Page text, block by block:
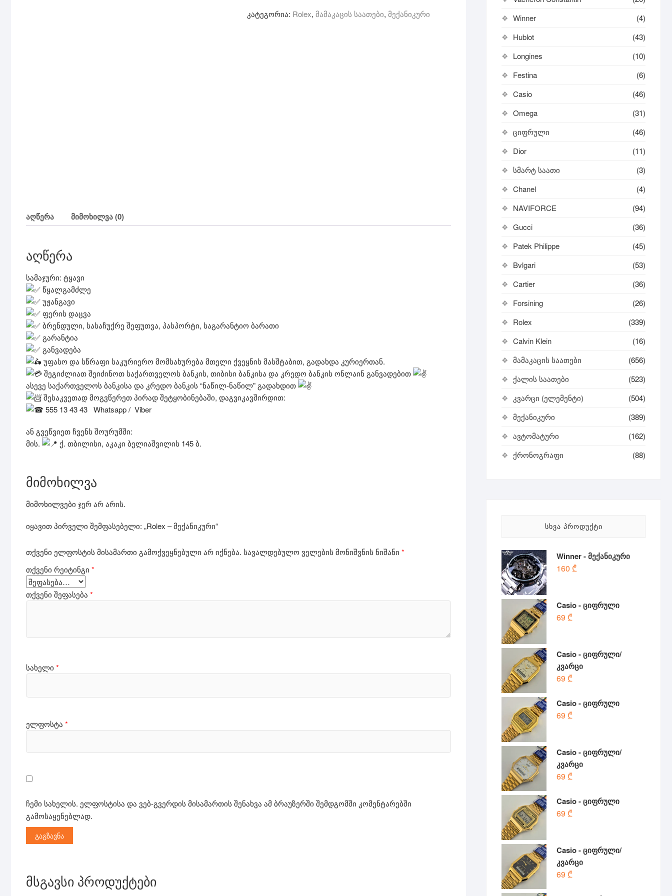
მექანიკური
კატეგორია: Rolex, მამაკაცის საათები, მექანიკური
აღწერა მიმოხილვა (0)
აღწერა
სამაჯური: ტყავი
წყალგამძლე
უჟანგავი
ფერის დაცვა
ბრენდული, სასაჩუქრე შეფუთვა, პასპორტი, საგარანტიო ბარათი
გარანტია
განვადება
უფასო და სწრაფი საკურიერო მომსახურება მთელი ქვეყნის მასშტაბით, გადახდა კურიერთან.
შეგიძლიათ შეიძინოთ საქართველოს ბანკის, თიბისი ბანკისა და კრედო ბანკის ონლაინ განვადებით
ასევე საქართველოს ბანკისა და კრედო ბანკის “ნაწილ-ნაწილ” გადახდით
შესაკვეთად მოგვწერეთ პირად შეტყობინებაში, დაგვიკავშირდით:
555 13 43 43 Whatsapp / Viber
ან გვეწვიეთ ჩვენს შოურუმში:
მის.
ქ. თბილისი, აკაკი ბელიაშვილის 145 ბ.
მიმოხილვა
მიმოხილვები ჯერ არ არის.
იყავით პირველი შემფასებელი: „Rolex – მექანიკური“
თქვენი ელფოსტის მისამართი გამოქვეყნებული არ იქნება. სავალდებულო ველების მონიშვნის ნიშანი *
თქვენი რეიტინგი *
თქვენი შეფასება *
სახელი *
ელფოსტა *
ჩემი სახელის. ელფოსტისა და ვებ-გვერდის მისამართის შენახვა ამ ბრაუზერში შემდგომში კომენტარებში
გამოსაყენებლად.
მსგავსი პროდუქტები
Winner
(4)
Hublot
(43)
Longines
(10)
Festina
(6)
Casio
(46)
Omega
(31)
ციფრული
(46)
Dior
(11)
სმარტ საათი
(3)
Chanel
(4)
NAVIFORCE
(94)
Gucci
(36)
Patek Philippe
(45)
Bvlgari
(53)
Cartier
(36)
Forsining
(26)
Rolex
(339)
Calvin Klein
(16)
მამაკაცის საათები
(656)
ქალის საათები
(523)
კვარცი (ელემენტი)
(504)
მექანიკური
(389)
ავტომატური
(162)
ქრონოგრაფი
(88)
ᲡᲮᲕᲐ ᲞᲠᲝᲓᲣᲥᲢᲘ
Winner - მექანიკური
160 ₾
Casio - ციფრული
69 ₾
Casio - ციფრული/
კვარცი
69 ₾
Casio - ციფრული
69 ₾
Casio - ციფრული/
კვარცი
69 ₾
Casio - ციფრული
69 ₾
Casio - ციფრული/
კვარცი
69 ₾